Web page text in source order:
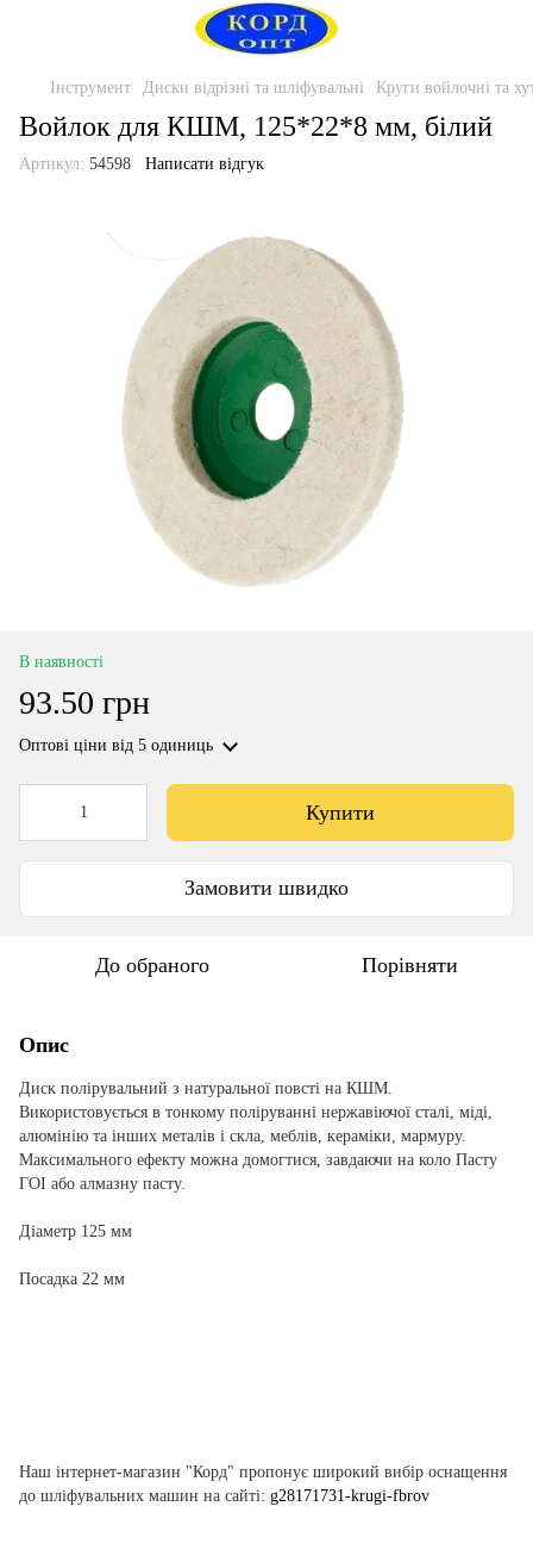
Інструмент Диски відрізні та шліфувальні Круги войлочні та
Войлок для КШМ, 125*22*8 мм, білий
Артикул: 54598 Написати відгук
В наявності
93.50 грн
Оптові ціни від 5 одиниць
Купити
Замовити швидко
До обраного Порівняти
Опис
Диск полірувальний з натуральної повсті на КШМ
Використовується в тонкому поліруванні нержавіючої сталі міді
алюмінію та інших металів і скла меблів кераміки мармуру.
Максимального ефекту можна домогтися завдаючи на коло Пасту
ГОІ або алмазну пасту.
Діаметр 125 мм
Посадка 22 мм
Наш інтернет-магазин "Корд" пропонує широкий вибір оснащення
до шліфувальних машин на сайті: g28171731-krugi-fbrov